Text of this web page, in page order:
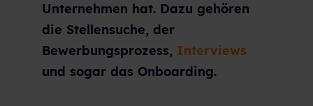
Unternehmen hat. Dazu gehören
die Stellensuche, der
Bewerbungsprozess, Interviews
und sogar das Onboarding.